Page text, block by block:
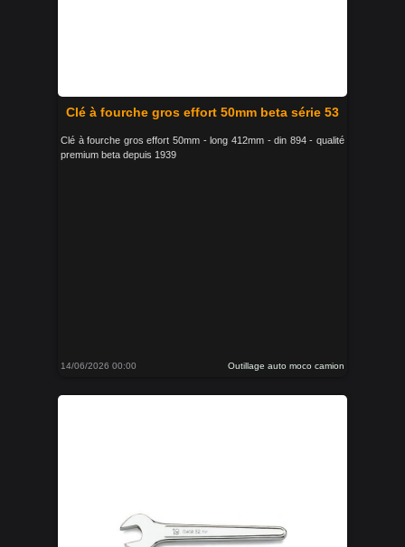
Clé à fourche gros effort 50mm beta série 53
Clé à fourche gros effort 50mm - long 412mm - din 894 - qualité
premium beta depuis 1939
14/06/2026 00:00 Outillage auto moco camion